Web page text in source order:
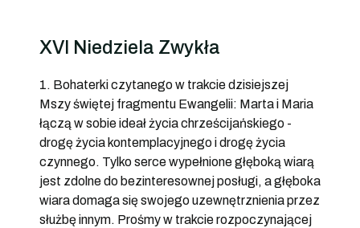
XVI Niedziela Zwykła
1. Bohaterki czytanego w trakcie dzisiejszej
Mszy świętej fragmentu Ewangelii: Marta i Maria
łączą w sobie ideał życia chrześcijańskiego -
drogę życia kontemplacyjnego i drogę życia
czynnego. Tylko serce wypełnione głęboką wiarą
jest zdolne do bezinteresownej posługi, a głęboka
wiara domaga się swojego uzewnętrznienia przez
służbę innym. Prośmy w trakcie rozpoczynającej